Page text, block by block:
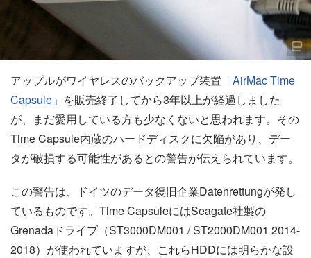
アップルがワイヤレスのバックアップ装置 「AirMac Time
Capsule」 を販売終了してから3年以上が経過しました
が、まだ愛用している方も少なくないと思われます。その
Time Capsule内蔵のハードディスクに欠陥があり、デー
タが破損する可能性があるとの警告が伝えられています。
この警告は、ドイツのデータ復旧企業Datenrettungが発し
ているものです。Time CapsuleにはSeagate社製の
Grenadaドライブ（ST3000DM001 / ST2000DM001 2014-
2018）が使われていますが、これらHDDには明らかな設